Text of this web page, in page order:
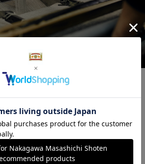
ットは、ウィルトン織機を使
物」です。本来カーペットは
もの。本当の織り物のカーペッ
うち約１％くらいしかないと言